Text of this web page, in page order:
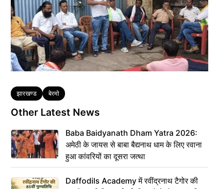
Tags
झारखण्ड बेरमो
Other Latest News
Baba Baidyanath Dham Yatra 2026:
अमेठी के जायस से बाबा बैद्यनाथ धाम के लिए रवाना
हुआ कांवरियों का दूसरा जत्था
Daffodils Academy में रवींद्रनाथ टैगोर की